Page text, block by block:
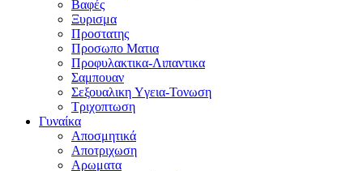
Βαφές
Ξυρισμα
Προστατης
Προσωπο Ματια
Προφυλακτικα-Λιπαντικα
Σαμπουαν
Σεξουαλικη Yγεια-Τονωση
Τριχοπτωση
Γυναίκα
Αποσμητικά
Αποτριχωση
Αρωματα